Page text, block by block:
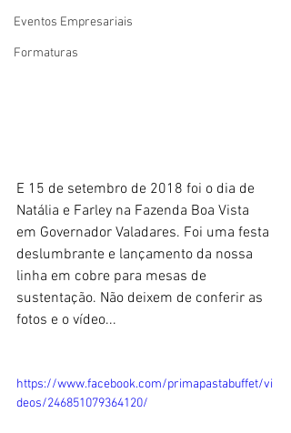
Eventos Empresariais
Formaturas
E 15 de setembro de 2018 foi o dia de
Natália e Farley na Fazenda Boa Vista
em Governador Valadares. Foi uma festa
deslumbrante e lançamento da nossa
linha em cobre para mesas de
sustentação. Não deixem de conferir as
fotos e o vídeo...
https://www.facebook.com/primapastabuffet/vi
deos/246851079364120/